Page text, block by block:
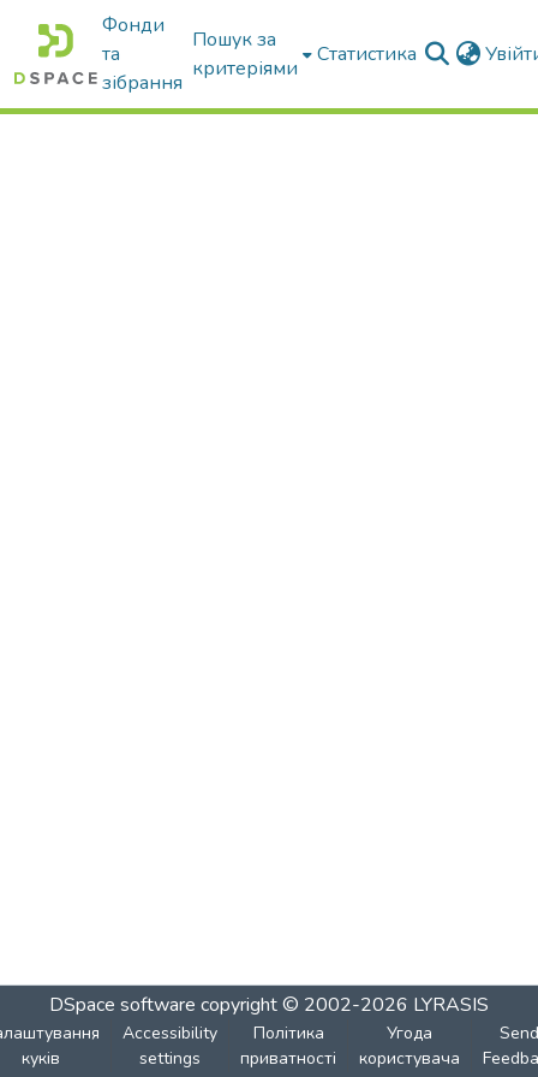
Фонди
та
зібрання
Пошук за
критеріями
Статистика
DSpace software copyright © 2002-2026 LYRASIS
куків
Accessibility
settings
Політика
приватності
Угода
користувача
Send